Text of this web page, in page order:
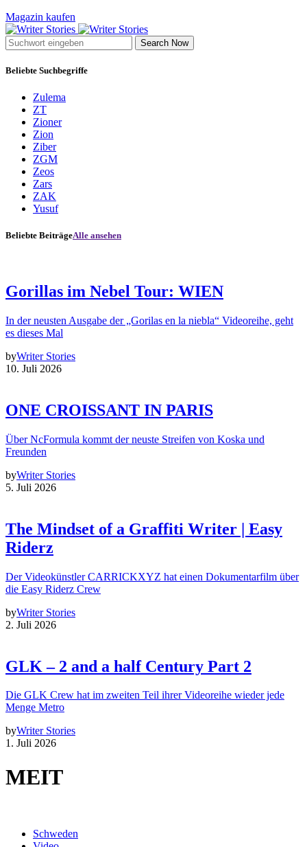
Magazin kaufen
Search Now
Beliebte Suchbegriffe
Zulema
ZT
Zioner
Zion
Ziber
ZGM
Zeos
Zars
ZAK
Yusuf
Beliebte BeiträgeAlle ansehen
Gorillas im Nebel Tour: WIEN
In der neusten Ausgabe der „Gorilas en la niebla“ Videoreihe, geht
es dieses Mal
byWriter Stories
10. Juli 2026
ONE CROISSANT IN PARIS
Über NcFormula kommt der neuste Streifen von Koska und
Freunden
byWriter Stories
5. Juli 2026
The Mindset of a Graffiti Writer | Easy
Riderz
Der Videokünstler CARRICKXYZ hat einen Dokumentarfilm über
die Easy Riderz Crew
byWriter Stories
2. Juli 2026
GLK – 2 and a half Century Part 2
Die GLK Crew hat im zweiten Teil ihrer Videoreihe wieder jede
Menge Metro
byWriter Stories
1. Juli 2026
MEIT
Schweden